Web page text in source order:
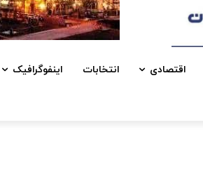
اقتصادی انتخابات اینفوگرافیک